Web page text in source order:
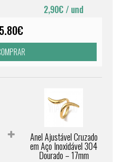
2,90€ / und
5.80€
Anel Ajustável Cruzado
em Aço Inoxidável 304
Dourado – 17mm